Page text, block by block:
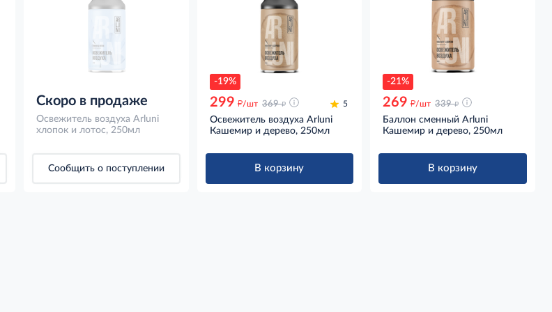
Скоро в продаже
Освежитель воздуха Arluni
хлопок и лотос, 250мл
Сообщить о поступлении
-19%
299 д/шт 369 д 5
Освежитель воздуха Arluni
Кашемир и дерево, 250мл
В корзину
-21%
269 д/шт 339 д
Баллон сменный Arluni
Кашемир и дерево, 250мл
В корзину